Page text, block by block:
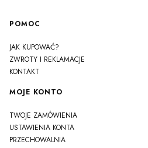
Linki w stopce
POMOC
JAK KUPOWAĆ?
ZWROTY I REKLAMACJE
KONTAKT
MOJE KONTO
TWOJE ZAMÓWIENIA
USTAWIENIA KONTA
PRZECHOWALNIA